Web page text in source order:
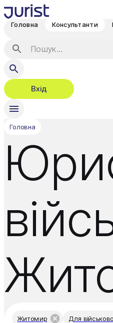
Головна Консультанти
Вхід
Головна
Житомир Для